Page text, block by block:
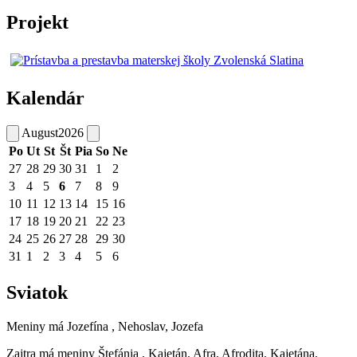
Projekt
Kalendár
August2026
Po Ut St Št Pia So Ne
27 28 29 30 31 1
2
3
4 5 6 7 8
9
10 11 12 13 14 15 16
17 18 19 20 21 22 23
24 25 26 27 28 29 30
31 1 2 3 4 5 6
Sviatok
Meniny má Jozefína , Nehoslav, Jozefa
Zajtra má meniny Štefánia , Kajetán, Afra, Afrodita, Kajetána,